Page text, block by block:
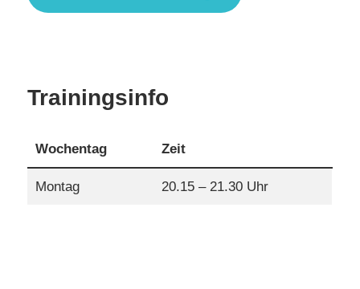
Trainingsinfo
Wochentag Zeit
Montag 20.15 – 21.30 Uhr